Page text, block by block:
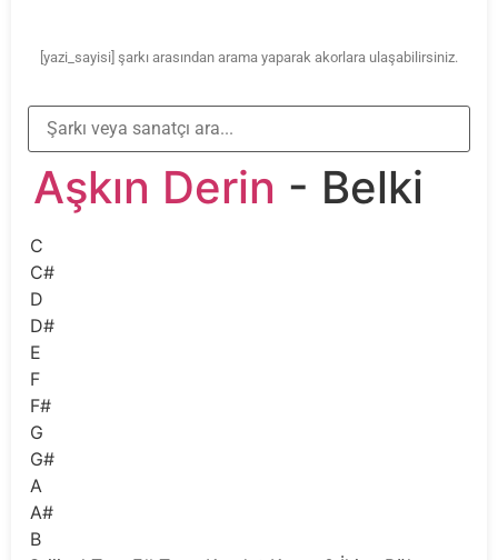
[yazi_sayisi] şarkı arasından arama yaparak akorlara ulaşabilirsiniz.
Aşkın Derin - Belki
C
C#
D
D#
E
F
F#
G
G#
A
A#
B